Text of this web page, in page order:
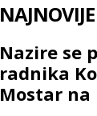
Nazire se
radnika
Mostar na